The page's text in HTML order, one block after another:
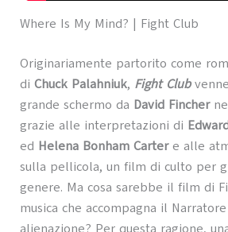
Where Is My Mind? | Fight Club
Originariamente partorito come
di Chuck Palahniuk, Fight Club
grande schermo da David Fincher
grazie alle interpretazioni di
ed Helena Bonham Cartere alle
sulla pellicola, un film di culto per
genere. Ma cosa sarebbe il film di
musica che accompagna il